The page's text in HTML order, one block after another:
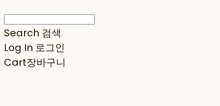
Search 검색
Log In 로그인
Cart장바구니